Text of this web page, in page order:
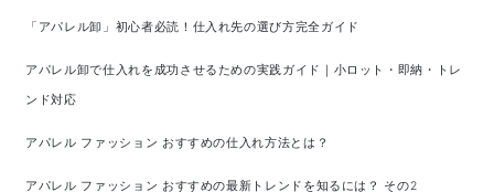
「アパレル卸」初心者必読！仕入れ先の選び方完全ガイド
アパレル卸で仕入れを成功させるための実践ガイド｜小ロット・即納・トレ
ンド対応
アパレル ファッション おすすめの仕入れ方法とは？
アパレル ファッション おすすめの最新トレンドを知るには？ その2